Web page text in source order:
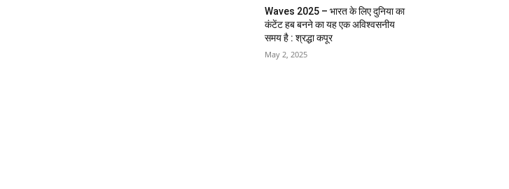
Waves 2025 – भारत के लिए दुनिया का
कंटेंट हब बनने का यह एक अविश्वसनीय
समय है : श्रद्धा कपूर
May 2, 2025